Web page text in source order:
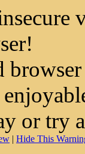
or try
| Hide This